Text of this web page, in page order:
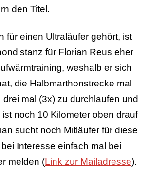
den Titel.
für einen Ultraläufer gehört, ist
für Florian Reus eher
weshalb er sich
die Halbmarthonstrecke mal
mal (3x) zu durchlaufen und
noch 10 Kilometer oben drauf
sucht noch Mitläufer für diese
Interesse einfach mal bei
melden (Link zur Mailadresse).